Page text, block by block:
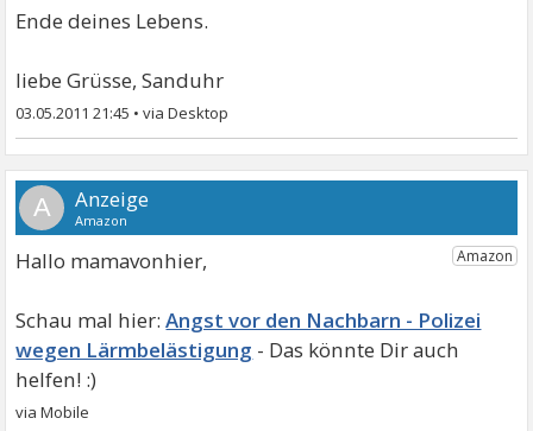
Ende deines Lebens.
liebe Grüsse, Sanduhr
03.05.2011 21:45 •
A
Hallo mamavonhier,
Angst vor den Nachbarn - Polizei
wegen Lärmbelästigung